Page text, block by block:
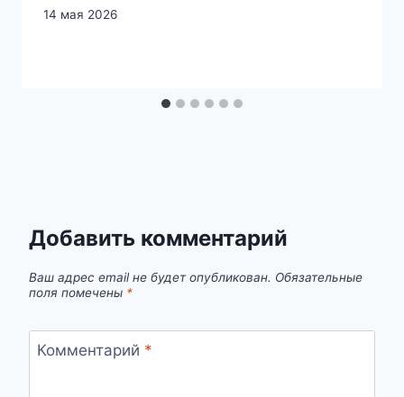
14 мая 2026
Добавить комментарий
Ваш адрес email не будет опубликован. Обязательные
поля помечены *
Комментарий *